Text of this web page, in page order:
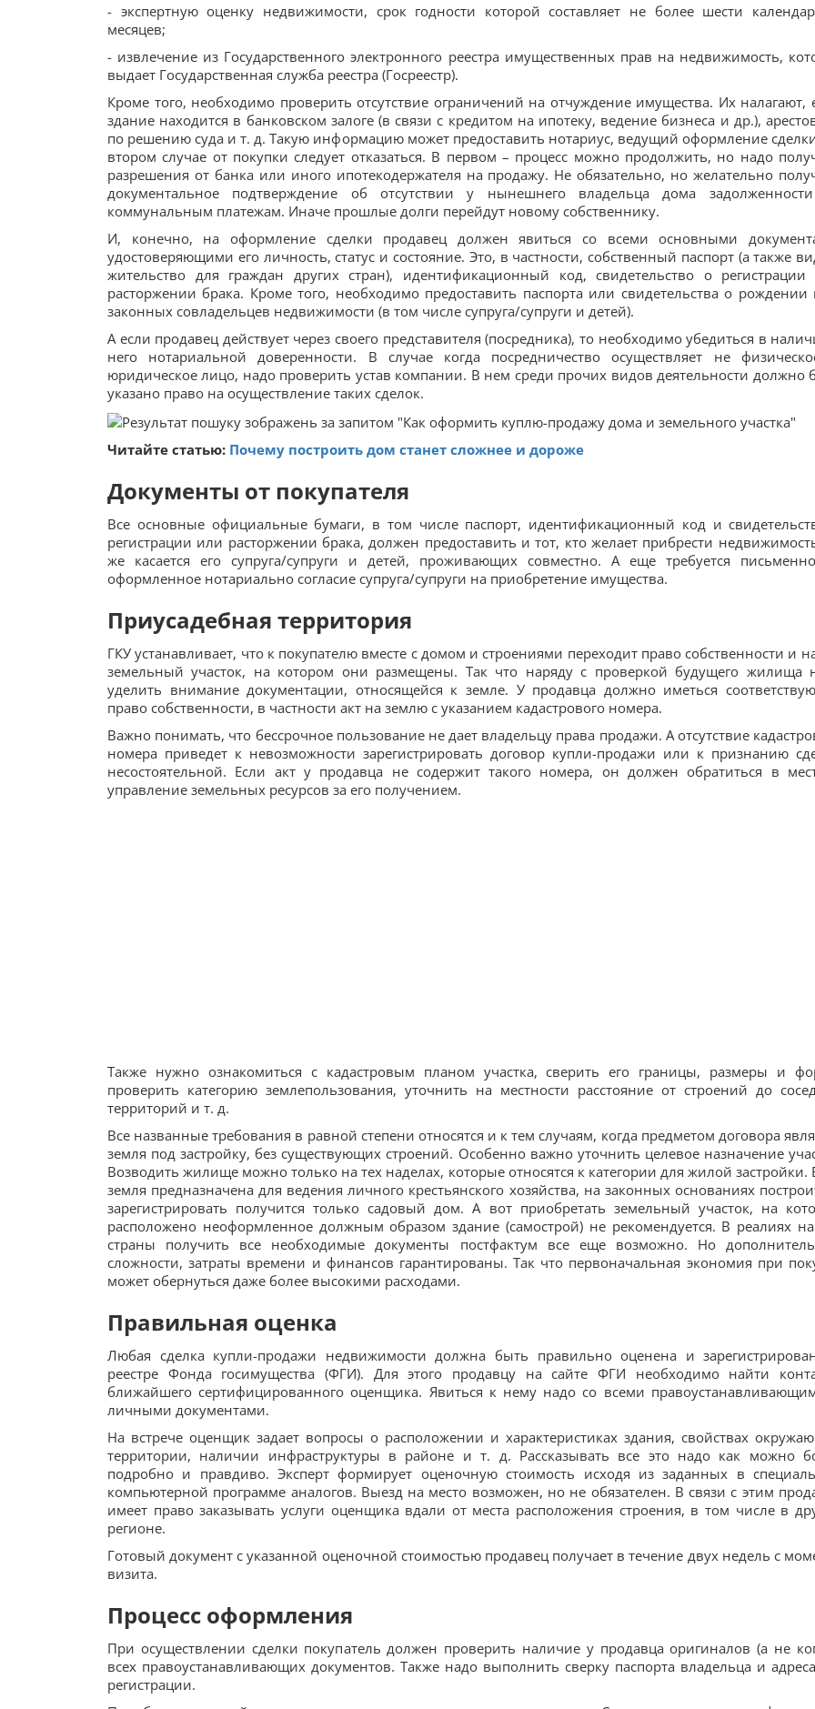
- экспертную оценку недвижимости, срок годности которой составляет не более шести
месяцев;
- извлечение из Государственного электронного реестра имущественных прав на недвижимость,
выдает Государственная служба реестра (Госреестр).
Кроме того, необходимо проверить отсутствие ограничений на отчуждение имущества. Их налагают,
здание находится в банковском залоге (в связи с кредитом на ипотеку, ведение бизнеса и др.),
по решению суда и т. д. Такую информацию может предоставить нотариус, ведущий оформление
втором случае от покупки следует отказаться. В первом – процесс можно продолжить, но надо
разрешения от банка или иного ипотекодержателя на продажу. Не обязательно, но желательно
документальное подтверждение об отсутствии у нынешнего владельца дома
коммунальным платежам. Иначе прошлые долги перейдут новому собственнику.
И, конечно, на оформление сделки продавец должен явиться со всеми основными
удостоверяющими его личность, статус и состояние. Это, в частности, собственный паспорт (а также
жительство для граждан других стран), идентификационный код, свидетельство о регистрации
расторжении брака. Кроме того, необходимо предоставить паспорта или свидетельства о рождении
законных совладельцев недвижимости (в том числе супруга/супруги и детей).
А если продавец действует через своего представителя (посредника), то необходимо убедиться в
него нотариальной доверенности. В случае когда посредничество осуществляет не
юридическое лицо, надо проверить устав компании. В нем среди прочих видов деятельности должно
указано право на осуществление таких сделок.
Читайте статью: Почему построить дом станет сложнее и дороже
Документы от покупателя
Все основные официальные бумаги, в том числе паспорт, идентификационный код и
регистрации или расторжении брака, должен предоставить и тот, кто желает прибрести
же касается его супруга/супруги и детей, проживающих совместно. А еще требуется
оформленное нотариально согласие супруга/супруги на приобретение имущества.
Приусадебная территория
ГКУ устанавливает, что к покупателю вместе с домом и строениями переходит право собственности и
земельный участок, на котором они размещены. Так что наряду с проверкой будущего жилища
уделить внимание документации, относящейся к земле. У продавца должно иметься
право собственности, в частности акт на землю с указанием кадастрового номера.
Важно понимать, что бессрочное пользование не дает владельцу права продажи. А отсутствие
номера приведет к невозможности зарегистрировать договор купли-продажи или к признанию
несостоятельной. Если акт у продавца не содержит такого номера, он должен обратиться в
управление земельных ресурсов за его получением.
Также нужно ознакомиться с кадастровым планом участка, сверить его границы, размеры и
проверить категорию землепользования, уточнить на местности расстояние от строений до
территорий и т. д.
Все названные требования в равной степени относятся и к тем случаям, когда предметом договора
земля под застройку, без существующих строений. Особенно важно уточнить целевое назначение
Возводить жилище можно только на тех наделах, которые относятся к категории для жилой застройки.
земля предназначена для ведения личного крестьянского хозяйства, на законных основаниях
зарегистрировать получится только садовый дом. А вот приобретать земельный участок, на
расположено неоформленное должным образом здание (самострой) не рекомендуется. В реалиях
страны получить все необходимые документы постфактум все еще возможно. Но
сложности, затраты времени и финансов гарантированы. Так что первоначальная экономия при
может обернуться даже более высокими расходами.
Правильная оценка
Любая сделка купли-продажи недвижимости должна быть правильно оценена и
реестре Фонда госимущества (ФГИ). Для этого продавцу на сайте ФГИ необходимо найти
ближайшего сертифицированного оценщика. Явиться к нему надо со всеми
личными документами.
На встрече оценщик задает вопросы о расположении и характеристиках здания, свойствах
территории, наличии инфраструктуры в районе и т. д. Рассказывать все это надо как можно
подробно и правдиво. Эксперт формирует оценочную стоимость исходя из заданных в
компьютерной программе аналогов. Выезд на место возможен, но не обязателен. В связи с этим
имеет право заказывать услуги оценщика вдали от места расположения строения, в том числе в
регионе.
Готовый документ с указанной оценочной стоимостью продавец получает в течение двух недель с
визита.
Процесс оформления
При осуществлении сделки покупатель должен проверить наличие у продавца оригиналов (а не
всех правоустанавливающих документов. Также надо выполнить сверку паспорта владельца и
регистрации.